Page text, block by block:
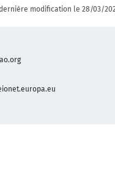
modification le 28/03/